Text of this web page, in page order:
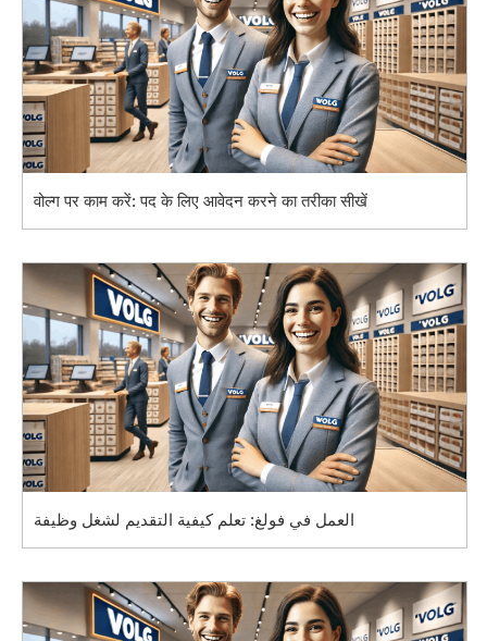
वोल्ग पर काम करें: पद के लिए आवेदन करने का तरीका सीखें
العمل في فولغ: تعلم كيفية التقديم لشغل وظيفة